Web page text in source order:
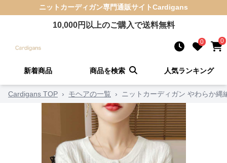
ニットカーディガン専門通販サイトCardigans
10,000円以上のご購入で送料無料
0 0
新着商品 商品を検索 人気ランキング
Cardigans TOP › モヘアの一覧 › ニットカーディガン やわらか縄